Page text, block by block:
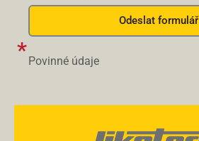
Odeslat formulář
Povinné údaje